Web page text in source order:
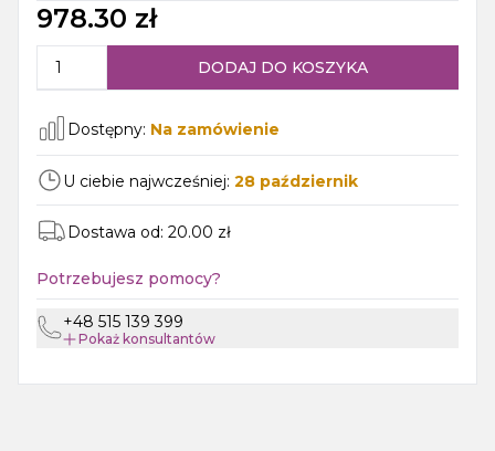
978.30 zł
DODAJ DO KOSZYKA
Dostępny: Na zamówienie
U ciebie najwcześniej: 28 październik
Dostawa od: 20.00 zł
Potrzebujesz pomocy?
+48 515 139 399
Pokaż konsultantów